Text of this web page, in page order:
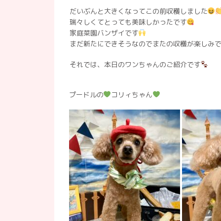
だいぶんと大きくなってこの前収穫しました
瑞々しくてとっても美味しかったです
家庭菜園バンザイです
まだ新たにできそうなのでまたの収穫が楽しみ
それでは、本日のワンちゃんのご紹介です
プードルの コリィちゃん